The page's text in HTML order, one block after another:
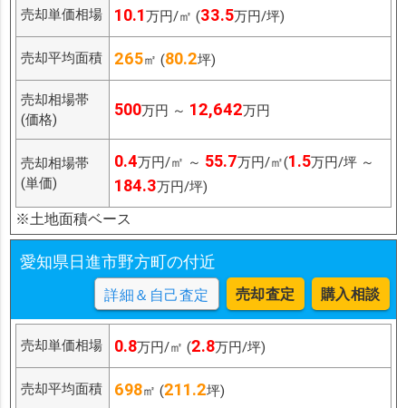
売却単価相場 10.1万円/㎡ (33.5万円/坪)
売却平均面積 265㎡ (80.2坪)
売却相場帯
(価格)
500万円 ～ 12,642万円
売却相場帯
(単価)
0.4万円/㎡ ～ 55.7万円/㎡(1.5万円/坪 ～
184.3万円/坪)
※土地面積ベース
愛知県日進市野方町の付近
詳細＆自己査定 売却査定 購入相談
売却単価相場 0.8万円/㎡ (2.8万円/坪)
売却平均面積 698㎡ (211.2坪)